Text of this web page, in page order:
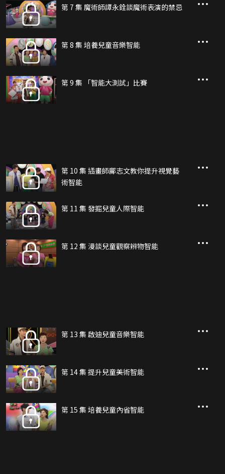
第 7 集 魔術師譚永銓談魔術表演的禁忌
第 8 集 培養兒童音樂智能
第 9 集 「智能大測試」比賽
第 10 集 插畫師鄺志文教你提升視覺藝
術智能
第 11 集 發掘兒童人際智能
第 12 集 漫談兒童觀察辨物智能
第 13 集 啟迪兒童音樂智能
第 14 集 提升兒童美術智能
第 15 集 培養兒童內省智能